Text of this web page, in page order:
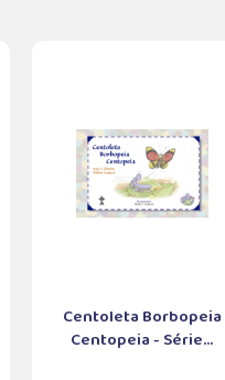
Centoleta Borbopeia
Centopeia - Série...